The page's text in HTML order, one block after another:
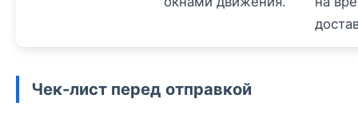
Чек-лист перед отправкой